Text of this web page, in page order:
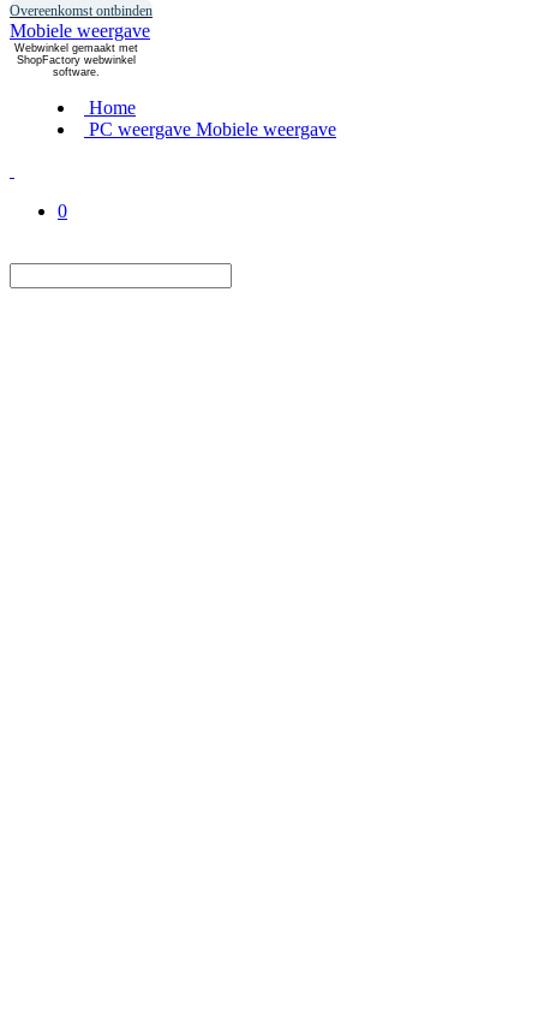
Overeenkomst ontbinden
Mobiele weergave
Webwinkel gemaakt met
ShopFactory webwinkel
software.
Home
PC weergave Mobiele weergave
0